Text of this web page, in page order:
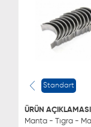
Standart
ÜRÜN
Manta - Tıgra - Mareva -
0543